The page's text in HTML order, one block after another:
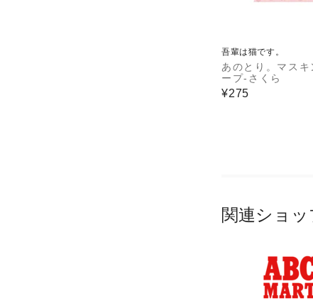
吾輩は猫です。
あのとり。マスキ
ープ-さくら
¥275
関連ショッ